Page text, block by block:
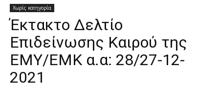
Χωρίς κατηγορία
Έκτακτο Δελτίο
Επιδείνωσης Καιρού της
ΕΜΥ/ΕΜΚ α.α: 28/27-12-
2021